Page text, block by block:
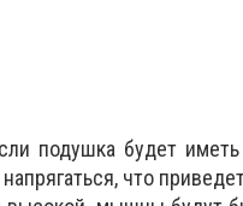
подушка будет
что